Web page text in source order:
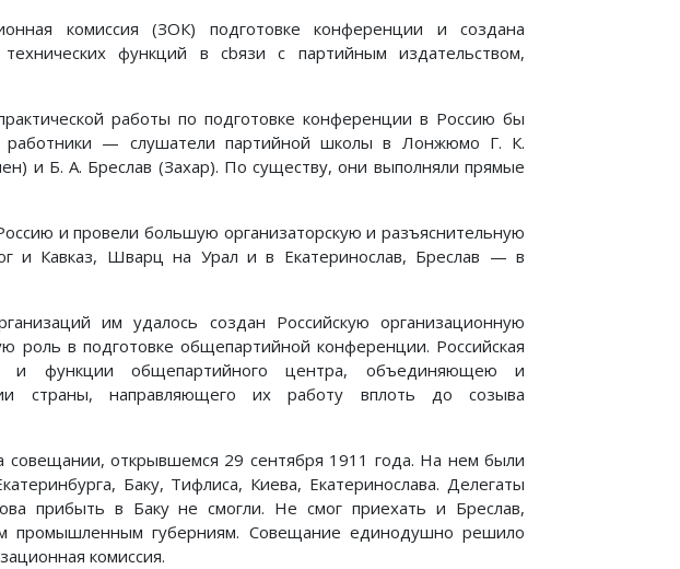
комиссия (ЗОК) подготовке конференции и создана
функций в cbязи с партийным издательством,
работы по подготовке конференции в Россию бы
работники — слушатели партийной школы в Лонжюмо Г. К.
и Б. А. Бреслав (Захар). По существу, они выполняли прямые
и провели большую организаторскую и разъяснительную
и Кавказ, Шварц на Урал и в Екатеринослав, Бреслав — в
им удалось создан Российскую организационную
роль в подготовке общепартийной конференции. Российская
и функции общепартийного центра, объединяющею и
страны, направляющего их работу вплоть до созыва
открывшемся 29 сентября 1911 года. На нем были
Баку, Тифлиса, Киева, Екатеринослава. Делегаты
прибыть в Баку не смогли. Не смог приехать и Бреслав,
промышленным губерниям. Совещание единодушно решило
комиссия.